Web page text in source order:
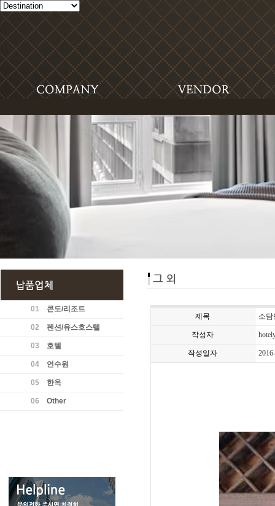
01 콘도/리조트
02 펜션/유스호스텔
03 호텔
04 연수원
05 한옥
06 Other
제목 소담
작성자
작성일자